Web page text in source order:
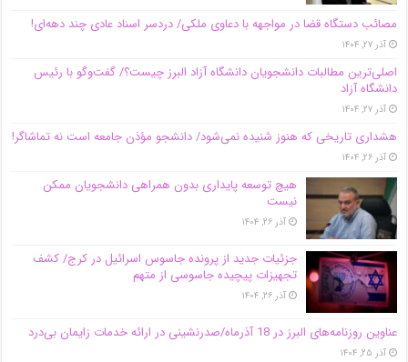
مصائب دستگاه قضا در مواجهه با دعاوی ملکی/ دردسر اسناد عادی چند‌ دهه‌ای!
آذر ۲۷, ۱۴۰۴
اصلی‌ترین مطالبات دانشجویان دانشگاه آزاد البرز چیست؟/ گفت‌وگو با رئیس
دانشگاه آز‌اد
آذر ۲۷, ۱۴۰۴
هشداری تاریخی که هنوز شنیده نمی‌شود/ دانشجو مؤذن جامعه است نه تماشاگر!
آذر ۲۶, ۱۴۰۴
هیچ توسعه پایداری بدون همراهی دانشجویان ممکن
نیست
آذر ۲۶, ۱۴۰۴
جزئیات جدید از پرونده جاسوس اسرائیل در کرج/‌ کشف
تجهیزات پیچیده جاسوسی از متهم
آذر ۲۶, ۱۴۰۴
عناوین روزنامه‌های البرز در ‌18 آذرماه/صدرنشینی در ارائه خدمات زایمان بی‌درد
آذر ۲۵, ۱۴۰۴